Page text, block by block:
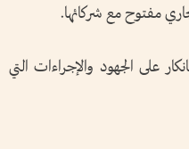
مفتوح مع شركائها.
على الجهود والإجراءات التي